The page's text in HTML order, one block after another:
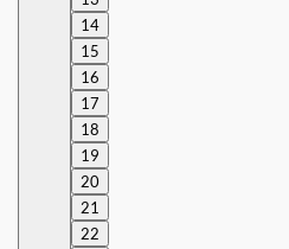
14
15
16
17
18
19
20
21
22